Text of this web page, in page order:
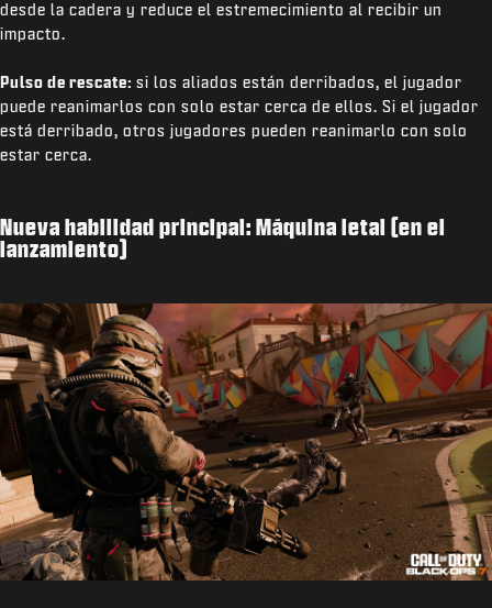
desde la cadera y reduce el estremecimiento al recibir un
impacto.
Pulso de rescate: si los aliados están derribados, el jugador
puede reanimarlos con solo estar cerca de ellos. Si el jugador
está derribado, otros jugadores pueden reanimarlo con solo
estar cerca.
Nueva habilidad principal: Máquina letal (en el
lanzamiento)